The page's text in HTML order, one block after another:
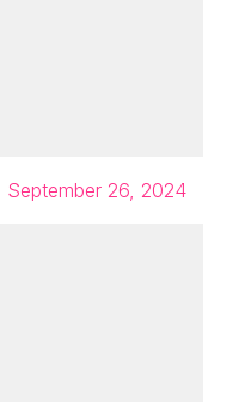
September 26, 2024